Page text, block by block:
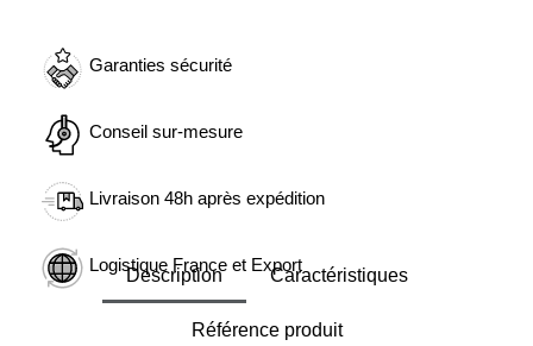
Garanties sécurité
Conseil sur-mesure
Livraison 48h après expédition
Logistique France et Export
Description Caractéristiques
Référence produit